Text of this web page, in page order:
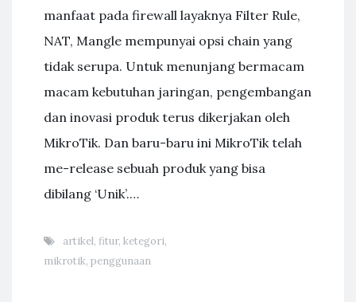
manfaat pada firewall layaknya Filter Rule,
NAT, Mangle mempunyai opsi chain yang
tidak serupa. Untuk menunjang bermacam
macam kebutuhan jaringan, pengembangan
dan inovasi produk terus dikerjakan oleh
MikroTik. Dan baru-baru ini MikroTik telah
me-release sebuah produk yang bisa
dibilang ‘Unik’.…
artikel, fitur, ketegori,
mikrotik, penggunaan